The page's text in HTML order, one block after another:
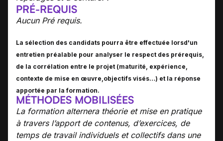
PRÉ-REQUIS
Aucun Pré requis.
La sélection des candidats pourra être effectuée lorsd'un
entretien préalable pour analyser le respect des prérequis,
de la corrélation entre le projet (maturité, expérience,
contexte de mise en œuvre,objectifs visés…) et la réponse
apportée par la formation.
MÉTHODES MOBILISÉES
La formation alternera théorie et mise en pratique
à travers l’apport de contenus, d’exercices, de
temps de travail individuels et collectifs dans une